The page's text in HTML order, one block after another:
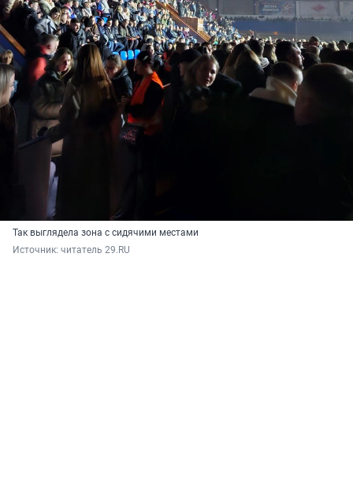
Так выглядела зона с сидячими местами
Источник: читатель 29.RU